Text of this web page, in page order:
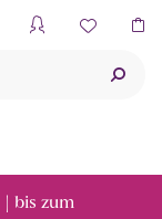
| bis zum